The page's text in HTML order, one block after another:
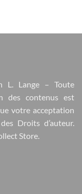
L. Lange – Toute
des contenus est
votre acceptation
Droits d’auteur.
Store.